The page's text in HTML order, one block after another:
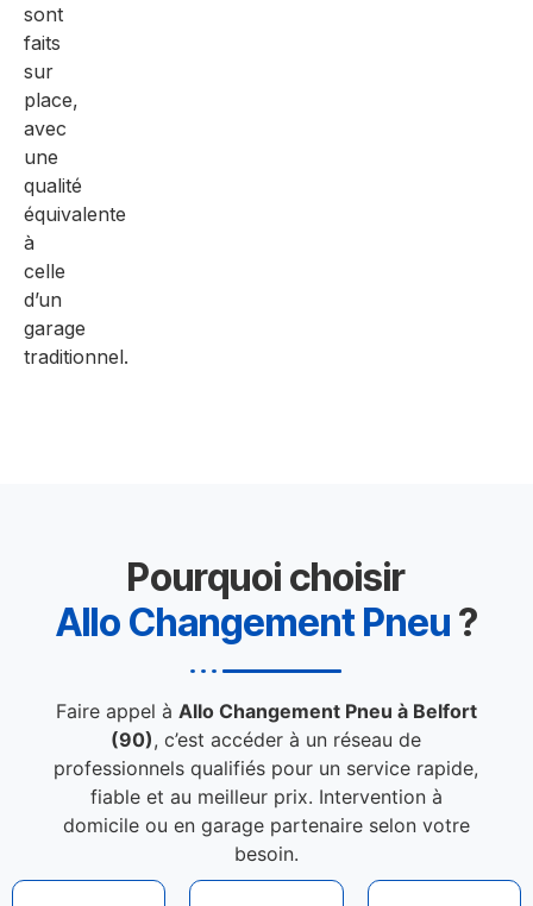
sont
faits
sur
place,
avec
une
qualité
équivalente
à
celle
d’un
garage
traditionnel.
Pourquoi choisir
Allo Changement Pneu ?
Faire appel à Allo Changement Pneu à Belfort
(90), c’est accéder à un réseau de
professionnels qualifiés pour un service rapide,
fiable et au meilleur prix. Intervention à
domicile ou en garage partenaire selon votre
besoin.